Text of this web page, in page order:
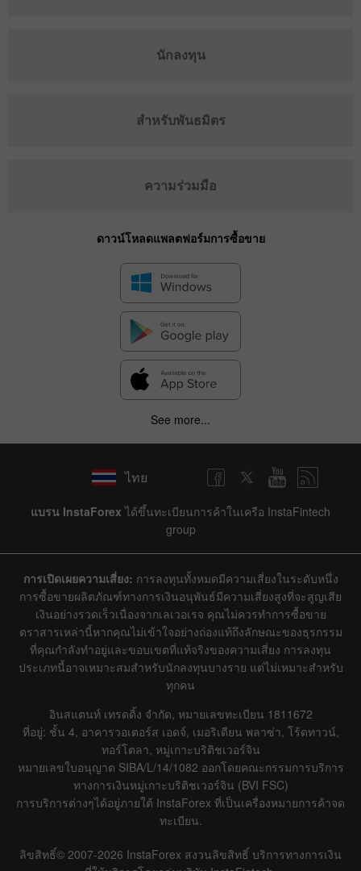
นักลงทุน
สำหรับพันธมิตร
ความร่วมมือ
ดาวน์โหลดแพลตฟอร์มการซื้อขาย
See more...
ไทย
แบรน InstaForex ได้ขึ้นทะเบียนการค้าในเครือ InstaFintech
group
การเปิดเผยความเสี่ยง: การลงทุนทั้งหมดมีความเสี่ยงในระดับหนึ่ง
การซื้อขายผลิตภัณฑ์ทางการเงินอนุพันธ์มีความเสี่ยงสูงที่จะสูญเสีย
เงินอย่างรวดเร็วเนื่องจากเลเวอเรจ คุณไม่ควรทำการซื้อขาย
ตราสารเหล่านี้หากคุณไม่เข้าใจอย่างถ่องแท้ถึงลักษณะของธุรกรรม
ที่คุณกำลังทำอยู่และขอบเขตที่แท้จริงของความเสี่ยง การลงทุน
ประเภทนี้อาจเหมาะสมสำหรับนักลงทุนบางราย แต่ไม่เหมาะสำหรับ
ทุกคน
อินสแตนท์ เทรดดิ้ง จำกัด, หมายเลขทะเบียน 1811672
ที่อยู่: ชั้น 4, อาคารวอเตอร์ส เอดจ์, เมอริเดียน พลาซ่า, โร้ดทาวน์,
ทอร์โตลา, หมู่เกาะบริติชเวอร์จิน
หมายเลขใบอนุญาต SIBA/L/14/1082 ออกโดยคณะกรรมการบริการ
ทางการเงินหมู่เกาะบริติชเวอร์จิน (BVI FSC)
การบริการต่างๆได้อยู่ภายใต้ InstaForex ที่เป็นเครื่องหมายการค้าจด
ทะเบียน.
ลิขสิทธิ์© 2007-2026 InstaForex สงวนลิขสิทธิ์ บริการทางการเงิน